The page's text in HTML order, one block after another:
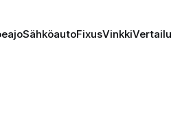
SähköautoFixusVinkkiVertailu